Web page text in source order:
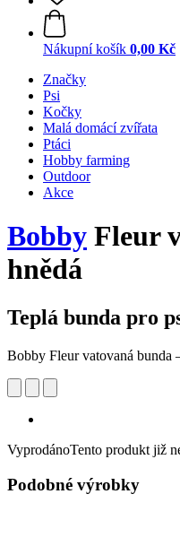
Nákupní košík 0,00 Kč
Značky
Psi
Kočky
Malá domácí zvířata
Ptáci
Hobby farming
Outdoor
Akce
Bobby Fleur
hnědá
Teplá bunda pro
Bobby Fleur vatovaná bunda
VyprodánoTento produkt již
Podobné výrobky